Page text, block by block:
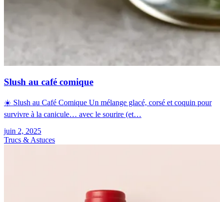
Slush au café comique
☀️ Slush au Café Comique Un mélange glacé, corsé et coquin pour
survivre à la canicule… avec le sourire (et…
juin 2, 2025
Trucs & Astuces